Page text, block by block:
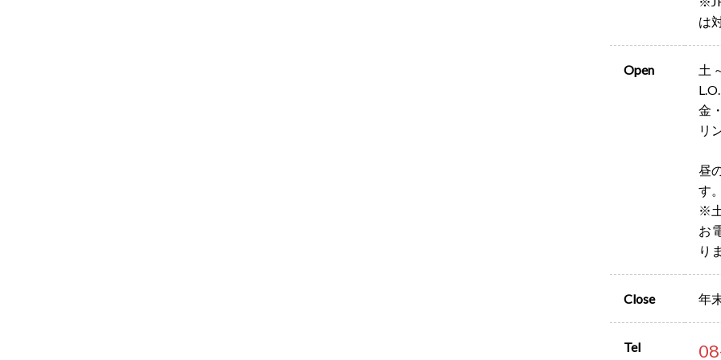
は
Open
土
金
リ
昼
す
※
お
り
Close 年
Tel